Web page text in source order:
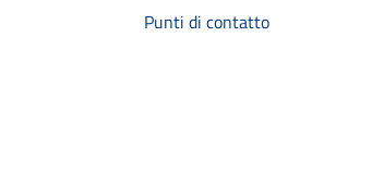
Punti di contatto